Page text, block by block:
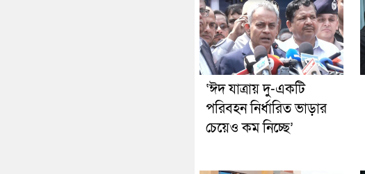
‘ঈদ যাত্রায় দু-একটি
পরিবহন নির্ধারিত ভাড়ার
চেয়েও কম নিচ্ছে’